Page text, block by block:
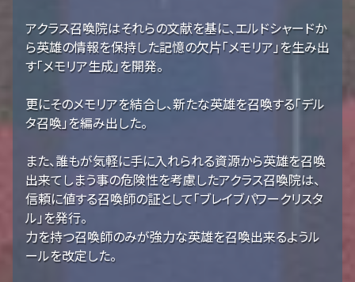
アクラス召喚院はそれらの文献を基に、エルドシャードか
ら英雄の情報を保持した記憶の欠片「メモリア」を生み出
す「メモリア生成」を開発。
更にそのメモリアを結合し、新たな英雄を召喚する「デル
タ召喚」を編み出した。
また、誰もが気軽に手に入れられる資源から英雄を召喚
出来てしまう事の危険性を考慮したアクラス召喚院は、
信頼に値する召喚師の証として「ブレイブパワークリスタ
ル」を発行。
力を持つ召喚師のみが強力な英雄を召喚出来るようル
ールを改定した。